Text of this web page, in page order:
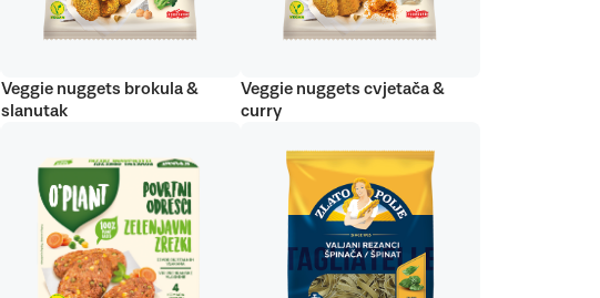
Veggie nuggets brokula &
slanutak
Veggie nuggets cvjetača &
curry